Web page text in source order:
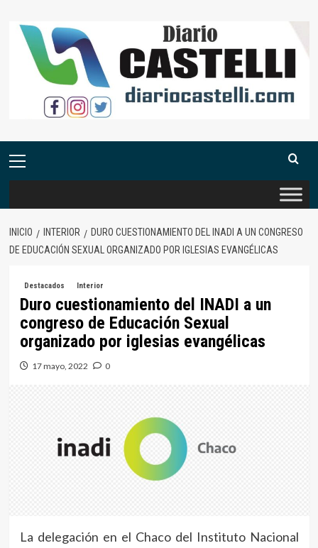
contenido
Menú
INICIO INTERIOR
DURO CUESTIONAMIENTO DEL INADI A UN CONGRESO
DE EDUCACIÓN SEXUAL ORGANIZADO POR IGLESIAS EVANGÉLICAS
Destacados Interior
Duro cuestionamiento del INADI a un
congreso de Educación Sexual
organizado por iglesias evangélicas
17 mayo, 2022 0
La delegación en el Chaco del Instituto Nacional